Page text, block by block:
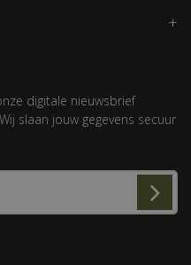
digitale nieuwsbrief
slaan jouw gegevens secuur